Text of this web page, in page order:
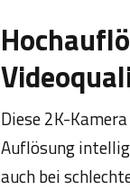
Diese 2K-
Auflösung
auch bei